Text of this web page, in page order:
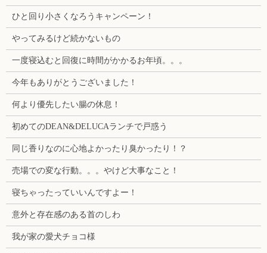
ひと回り小さくなろうキャンペーン！
やってみるけど続かないもの
一度寝込むと回復に時間がかかるお年頃。。。
今年もありがとうございました！
何より優先したい腸の休息！
初めてのDEAN&DELUCAランチで戸惑う
同じ香りなのに心地よかったり臭かったり！？
売場での変な行動。。。やけど大事なこと！
寝ちゃったっていいんですよー！
意外と存在感のある首のしわ
我が家の愛犬チョコ様